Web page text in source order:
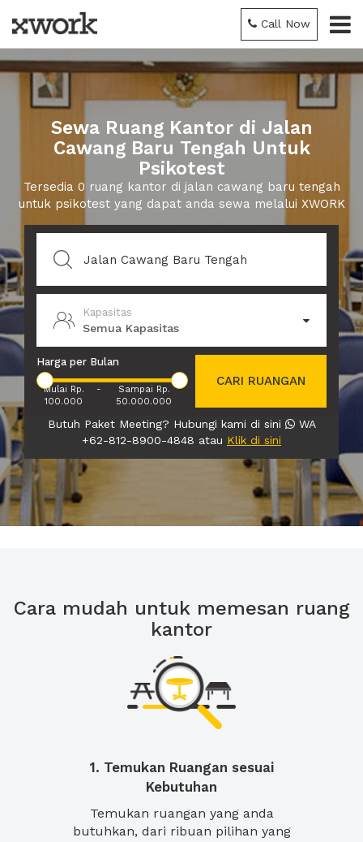
Call Now
Sewa Ruang Kantor di Jalan
Cawang Baru Tengah Untuk
Psikotest
Tersedia 0 ruang kantor di jalan cawang baru tengah
untuk psikotest yang dapat anda sewa melalui XWORK
Kapasitas
Semua Kapasitas
Harga per Bulan
Mulai Rp.
100.000
-
Sampai Rp.
50.000.000
CARI RUANGAN
Butuh Paket Meeting? Hubungi kami di sini
WA
+62-812-8900-4848 atau Klik di sini
Cara mudah untuk memesan ruang
kantor
1. Temukan Ruangan sesuai
Kebutuhan
Temukan ruangan yang anda
butuhkan, dari ribuan pilihan yang